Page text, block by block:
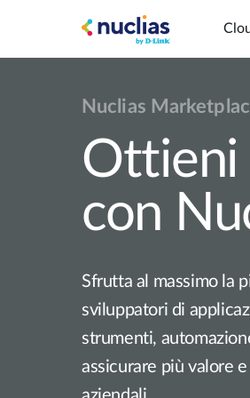
Nuclias
Ottieni
con
Sfrutta al massimo la
sviluppatori di
strumenti,
assicurare più valore